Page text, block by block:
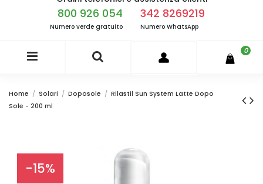
800 926 054
Numero verde gratuito
342 8269219
Numero WhatsApp
0
Home Solari Doposole
Rilastil Sun System Latte Dopo
Sole - 200 ml
-15%